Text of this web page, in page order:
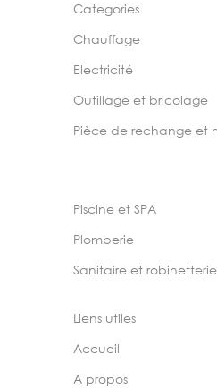
Categories
Chauffage
Electricité
Outillage et bricolage
Pièce de rechange et
Piscine et SPA
Plomberie
Sanitaire et robinetterie
Liens utiles
Accueil
A propos